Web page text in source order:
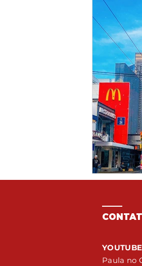
YOUTUBE
Paula no